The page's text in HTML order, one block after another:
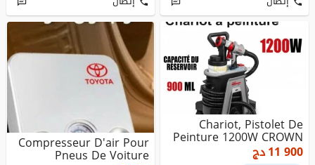
Chariot, Pistolet De
Peinture 1200W CROWN
11 900دج Compresseur D'air Pour
Pneus De Voiture